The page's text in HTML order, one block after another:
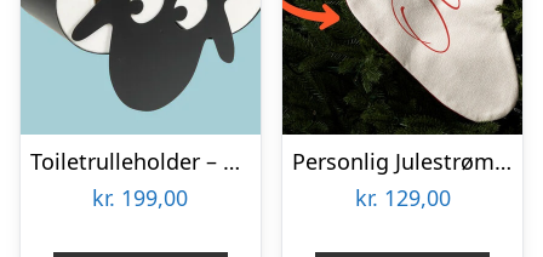
Toiletrulleholder – Liggende får
kr. 199,00
Personlig Julestrømpe med Tekst
kr. 129,00